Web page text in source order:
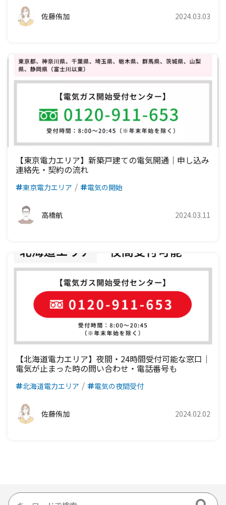
佐藤侑加 2024.03.03
【東京電力エリア】新築戸建ての電気開通｜申し込み
連絡先・契約の流れ
東京電力エリア 電気の開始
高橋航 2024.03.11
【北海道電力エリア】夜間・24時間受付可能な窓口｜
電気が止まった時の問い合わせ・電話番号も
北海道電力エリア 電気の夜間受付
佐藤侑加 2024.02.02